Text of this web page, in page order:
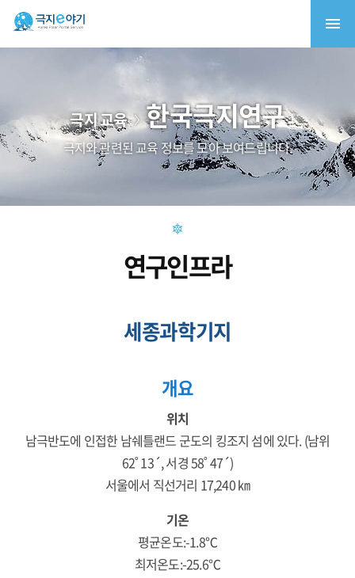
극지 교육 한국극지연구
극지와 관련된 교육 정보를 모아 보여드립니다.
연구인프라
세종과학기지
개요
위치
남극반도에 인접한 남쉐틀랜드 군도의 킹조지 섬에 있다. (남위
62˚ 13´, 서경 58˚ 47´)
서울에서 직선거리 17,240 ㎞
기온
평균온도:-1.8℃
최저온도:-25.6℃